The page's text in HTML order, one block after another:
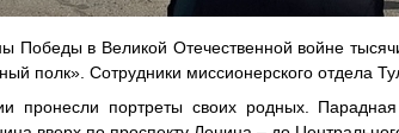
Победы в Великой Отечественной войне
полк». Сотрудники миссионерского отдела
пронесли портреты своих родных.